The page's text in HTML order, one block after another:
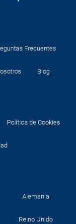
Frecuentes
Blog
Política de Cookies
Alemania
Reino Unido